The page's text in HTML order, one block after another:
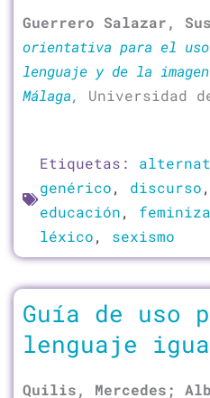
Guerrero Salazar,
orientativa para el
lenguaje y de la
Málaga, Universidad
Etiquetas:
genérico, discurso,
educación,
léxico, sexismo
Guía de uso
lenguaje
Quilis, Mercedes;